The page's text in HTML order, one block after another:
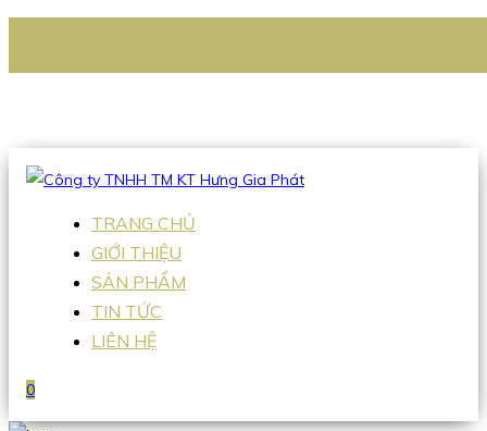
Hotline:0938 336 079
TRANG CHỦ
GIỚI THIỆU
SẢN PHẨM
TIN TỨC
LIÊN HỆ
0